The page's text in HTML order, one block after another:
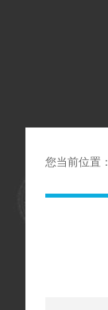
您当前位置：